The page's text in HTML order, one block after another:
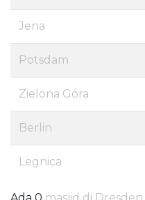
Jena
Potsdam
Zielona Góra
Berlin
Legnica